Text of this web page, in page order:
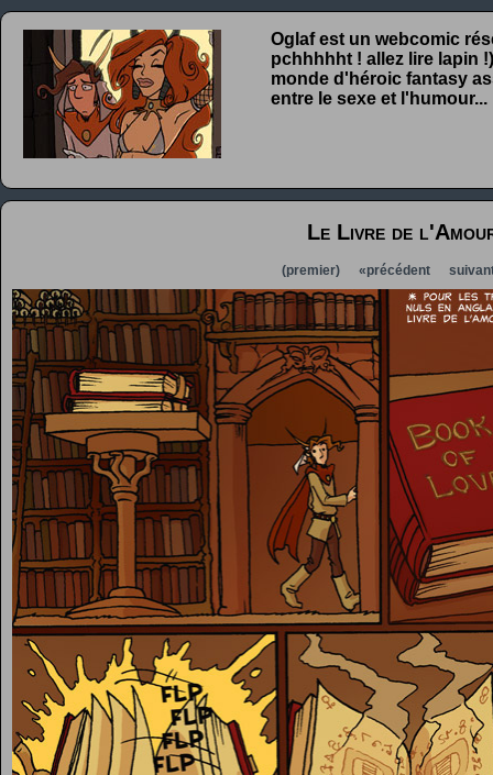
Oglaf est un webcomic
pchhhhht ! allez lire lapin
monde d'héroic fantasy
entre le sexe et l'humour...
Le Livre de
(premier) «précédent